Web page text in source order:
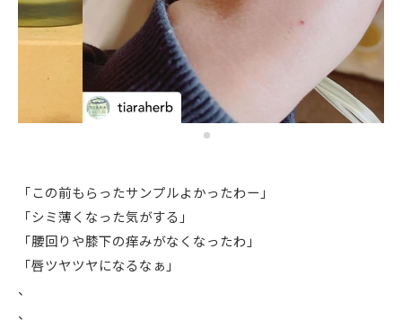
「この前もらったサンプルよかったわー」
「シミ薄くなった気がする」
「腰回りや膝下の痒みがなくなったわ」
「唇ツヤツヤになるなぁ」
、
、